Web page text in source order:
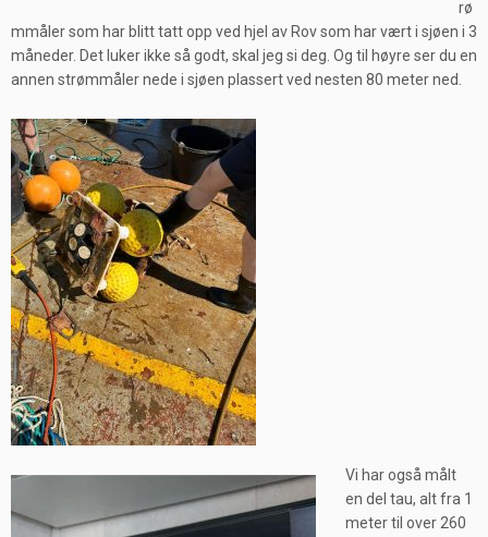
rø
mmåler som har blitt tatt opp ved hjel av Rov som har vært i sjøen i 3
måneder. Det luker ikke så godt, skal jeg si deg. Og til høyre ser du en
annen strømmåler nede i sjøen plassert ved nesten 80 meter ned.
Vi har også målt
en del tau, alt fra 1
meter til over 260